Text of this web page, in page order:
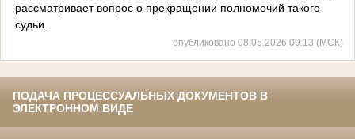
рассматривает вопрос о прекращении полномочий такого
судьи.
опубликовано 08.05.2026 09:13 (МСК)
ПОДАЧА ПРОЦЕССУАЛЬНЫХ ДОКУМЕНТОВ В
ЭЛЕКТРОННОМ ВИДЕ